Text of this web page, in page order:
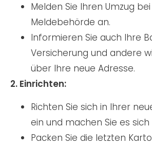
Melden Sie Ihren Umzug
Meldebehörde an.
Informieren Sie auch Ihre
Versicherung und andere
über Ihre neue Adresse.
2. Einrichten:
Richten Sie sich in Ihrer
ein und machen Sie es
Packen Sie die letzten